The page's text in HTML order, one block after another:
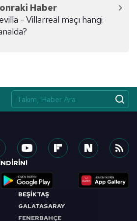
kullanılan çerezlerle ilgili bilgi
.
Haber
- Villarreal maçı hangi
BEŞİKTAŞ
GALATASARAY
FENERBAHÇE